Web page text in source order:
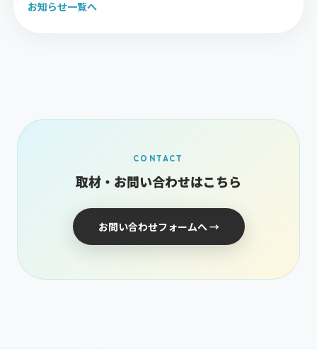
お知らせ一覧へ
CONTACT
取材・お問い合わせはこちら
お問い合わせフォームへ →